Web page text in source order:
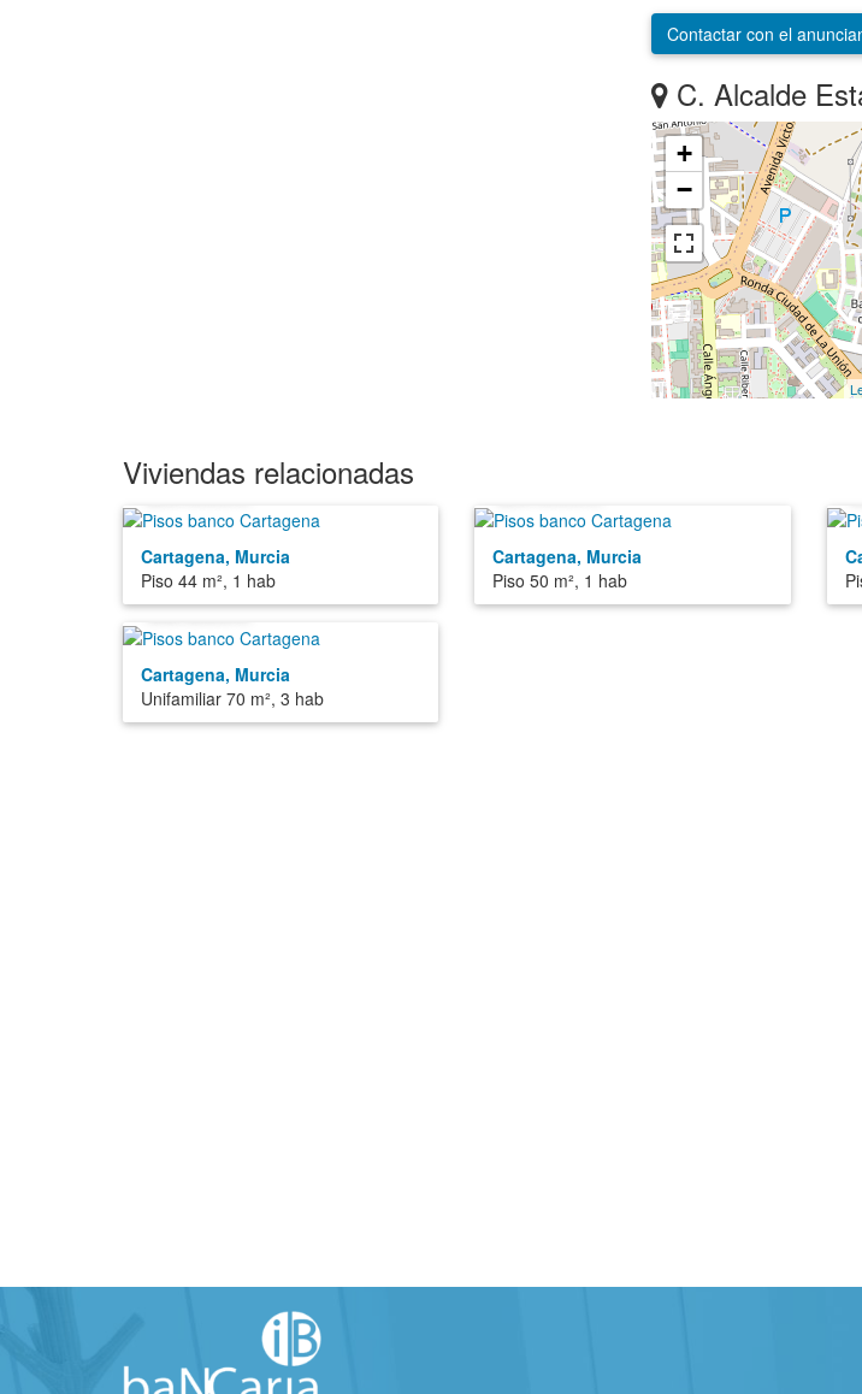
Contactar con el
C. Alcalde
+
−
Viviendas relacionadas
26.000€
Cartagena, Murcia
Piso 44 m², 1 hab
Cartagena, Murcia
Piso 50 m², 1 hab
38.800€
Cartagena, Murcia
Unifamiliar 70 m², 3 hab